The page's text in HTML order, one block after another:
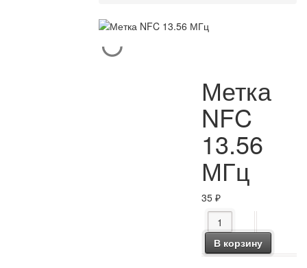
Метка
NFC
13.56
МГц
35₽
Количество товара
В корзину